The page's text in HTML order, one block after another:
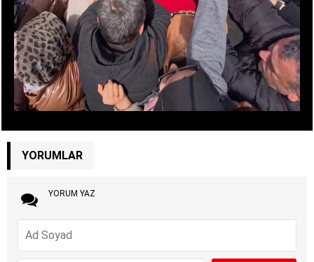
YORUMLAR
YORUM YAZ